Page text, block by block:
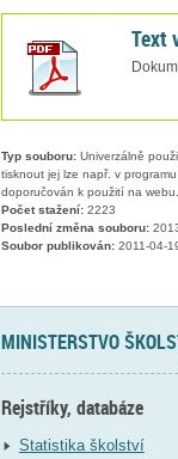
Text
Typ souboru:Univerzálně
tisknout jej lze např. v programu
doporučován k použití na webu.
Počet stažení:2223
Poslední změna souboru:
Soubor publikován:2011-04-
MINISTERSTVO
Rejstříky, databáze
Statistika školství